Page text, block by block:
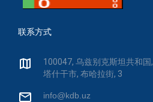
联系方式
100047, 乌兹别克斯坦共和国,
塔什干市, 布哈拉街, 3
info@kdb.uz